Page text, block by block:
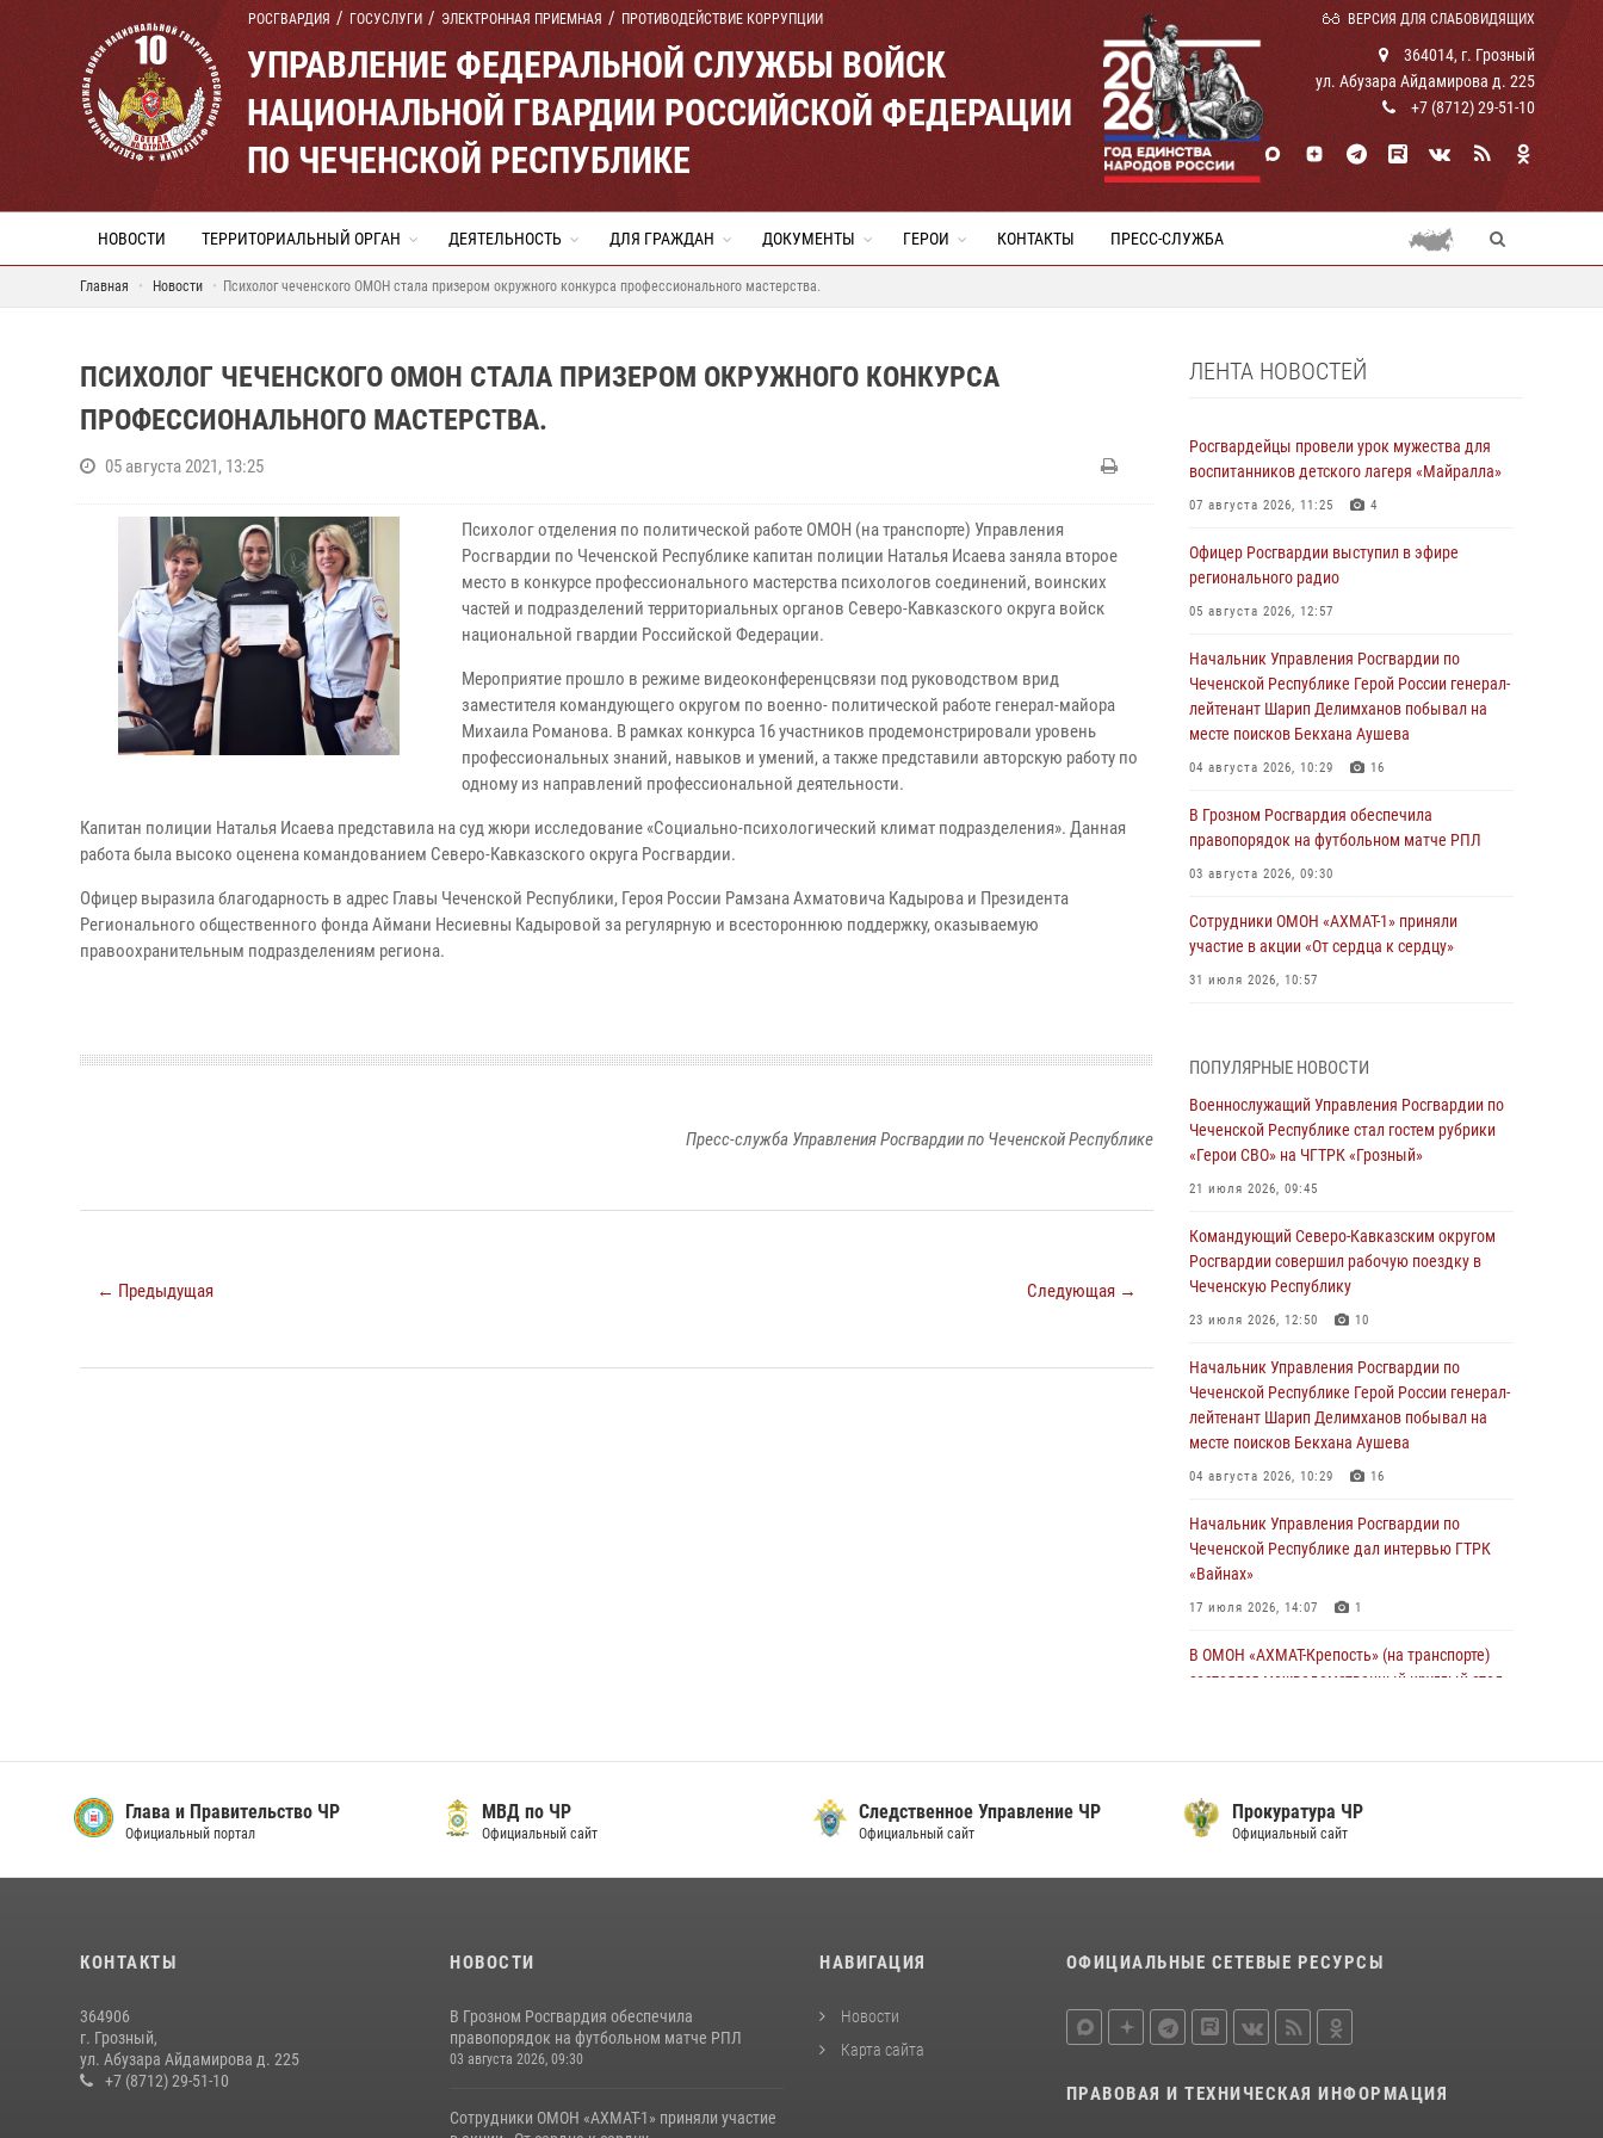
РОСГВАРДИЯ ГОСУСЛУГИ ЭЛЕКТРОННАЯ ПРИЕМНАЯ ПРОТИВОДЕЙСТВИЕ КОРРУПЦИИ ВЕРСИЯ ДЛЯ СЛАБОВИДЯЩИХ
УПРАВЛЕНИЕ ФЕДЕРАЛЬНОЙ СЛУЖБЫ ВОЙСК
НАЦИОНАЛЬНОЙ ГВАРДИИ РОССИЙСКОЙ ФЕДЕРАЦИИ
ПО ЧЕЧЕНСКОЙ РЕСПУБЛИКЕ
364014, г. Грозный
ул. Абузара Айдамирова д. 225
+7 (8712) 29-51-10
НОВОСТИ ТЕРРИТОРИАЛЬНЫЙ ОРГАН ДЕЯТЕЛЬНОСТЬ ДЛЯ ГРАЖДАН ДОКУМЕНТЫ ГЕРОИ КОНТАКТЫ ПРЕСС-СЛУЖБА
Главная Новости Психолог чеченского ОМОН стала призером окружного конкурса профессионального мастерства.
ПСИХОЛОГ ЧЕЧЕНСКОГО ОМОН СТАЛА ПРИЗЕРОМ ОКРУЖНОГО КОНКУРСА
ПРОФЕССИОНАЛЬНОГО МАСТЕРСТВА.
05 августа 2021, 13:25
Психолог отделения по политической работе ОМОН (на транспорте) Управления
Росгвардии по Чеченской Республике капитан полиции Наталья Исаева заняла второе
место в конкурсе профессионального мастерства психологов соединений, воинских
частей и подразделений территориальных органов Северо-Кавказского округа войск
национальной гвардии Российской Федерации.
Мероприятие прошло в режиме видеоконференцсвязи под руководством врид
заместителя командующего округом по военно- политической работе генерал-майора
Михаила Романова. В рамках конкурса 16 участников продемонстрировали уровень
профессиональных знаний, навыков и умений, а также представили авторскую работу по
одному из направлений профессиональной деятельности.
Капитан полиции Наталья Исаева представила на суд жюри исследование «Социально-психологический климат подразделения». Данная
работа была высоко оценена командованием Северо-Кавказского округа Росгвардии.
Офицер выразила благодарность в адрес Главы Чеченской Республики, Героя России Рамзана Ахматовича Кадырова и Президента
Регионального общественного фонда Аймани Несиевны Кадыровой за регулярную и всестороннюю поддержку, оказываемую
правоохранительным подразделениям региона.
Пресс-служба Управления Росгвардии по Чеченской Республике
← Предыдущая Следующая →
ЛЕНТА НОВОСТЕЙ
Росгвардейцы провели урок мужества для
воспитанников детского лагеря «Майралла»
07 августа 2026, 11:25 4
Офицер Росгвардии выступил в эфире
регионального радио
05 августа 2026, 12:57
Начальник Управления Росгвардии по
Чеченской Республике Герой России генерал-
лейтенант Шарип Делимханов побывал на
месте поисков Бекхана Аушева
04 августа 2026, 10:29 16
В Грозном Росгвардия обеспечила
правопорядок на футбольном матче РПЛ
03 августа 2026, 09:30
Сотрудники ОМОН «АХМАТ-1» приняли
участие в акции «От сердца к сердцу»
31 июля 2026, 10:57
Командующий Северо-Кавказским округом
Росгвардии совершил рабочую поездку в
Чеченскую Республику
Военнослужащий Управления Росгвардии по
Чеченской Республике стал гостем рубрики
«Герои СВО» на ЧГТРК «Грозный»
В ДНР росгвардейцы уничтожили около 80
вражеских беспилотников самолётного типа
безопасность конно-спортивных
соревнований
ПОПУЛЯРНЫЕ НОВОСТИ
Военнослужащий Управления Росгвардии по
Чеченской Республике стал гостем рубрики
«Герои СВО» на ЧГТРК «Грозный»
21 июля 2026, 09:45
Командующий Северо-Кавказским округом
Росгвардии совершил рабочую поездку в
Чеченскую Республику
23 июля 2026, 12:50 10
Начальник Управления Росгвардии по
Чеченской Республике Герой России генерал-
лейтенант Шарип Делимханов побывал на
месте поисков Бекхана Аушева
04 августа 2026, 10:29 16
Начальник Управления Росгвардии по
Чеченской Республике дал интервью ГТРК
«Вайнах»
17 июля 2026, 14:07 1
В ОМОН «АХМАТ-Крепость» (на транспорте)
состоялся межведомственный круглый стол
В проекте «Истории о СВОих» - командир
Байсагуров
16 июля 2026, 14:06
законодательстве
В ОМОН «АХМАТ-1» прошел День открытых
«Майралла»
Глава и Правительство ЧР
Официальный портал
МВД по ЧР
Официальный сайт
Следственное Управление ЧР
Официальный сайт
Прокуратура ЧР
Официальный сайт
КОНТАКТЫ
364906
г. Грозный,
ул. Абузара Айдамирова д. 225
+7 (8712) 29-51-10
НОВОСТИ
В Грозном Росгвардия обеспечила
правопорядок на футбольном матче РПЛ
03 августа 2026, 09:30
Сотрудники ОМОН «АХМАТ-1» приняли участие
НАВИГАЦИЯ
Новости
Карта сайта
ОФИЦИАЛЬНЫЕ СЕТЕВЫЕ РЕСУРСЫ
ПРАВОВАЯ И ТЕХНИЧЕСКАЯ ИНФОРМАЦИЯ